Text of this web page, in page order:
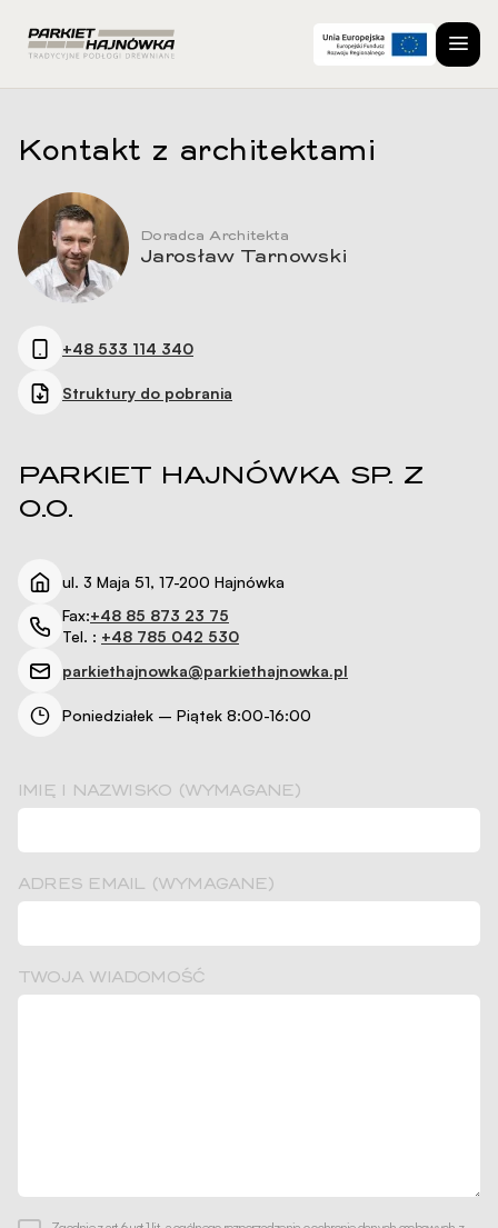
Kontakt z architektami
Doradca Architekta
Jarosław Tarnowski
+48 533 114 340
Struktury do pobrania
PARKIET HAJNÓWKA SP. Z
O.O.
ul. 3 Maja 51, 17-200 Hajnówka
Fax:+48 85 873 23 75
Tel. : +48 785 042 530
parkiethajnowka@parkiethajnowka.pl
Poniedziałek – Piątek 8:00-16:00
IMIĘ I NAZWISKO (WYMAGANE)
ADRES EMAIL (WYMAGANE)
TWOJA WIADOMOŚĆ